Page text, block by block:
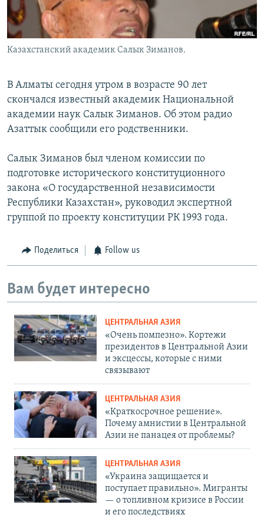
Казахстанский академик Салык Зиманов.
В Алматы сегодня утром в возрасте 90 лет
скончался известный академик Национальной
академии наук Салык Зиманов. Об этом радио
Азаттык сообщили его родственники.
Салык Зиманов был членом комиссии по
подготовке исторического конституционного
закона «О государственной независимости
Республики Казахстан», руководил экспертной
группой по проекту конституции РК 1993 года.
Поделиться Follow us
Вам будет интересно
ЦЕНТРАЛЬНАЯ АЗИЯ
«Очень помпезно». Кортежи
президентов в Центральной Азии
и эксцессы, которые с ними
связывают
ЦЕНТРАЛЬНАЯ АЗИЯ
«Краткосрочное решение».
Почему амнистии в Центральной
Азии не панацея от проблемы?
ЦЕНТРАЛЬНАЯ АЗИЯ
«Украина защищается и
поступает правильно». Мигранты
— о топливном кризисе в России
и его последствиях